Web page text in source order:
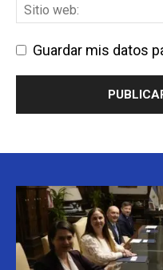
Guardar mis datos